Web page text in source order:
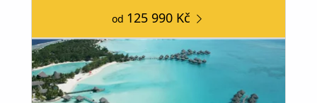
od 125 990 Kč